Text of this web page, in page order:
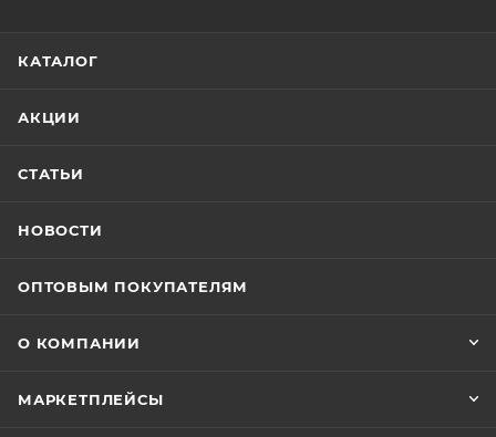
КАТАЛОГ
АКЦИИ
СТАТЬИ
НОВОСТИ
ОПТОВЫМ ПОКУПАТЕЛЯМ
О КОМПАНИИ
МАРКЕТПЛЕЙСЫ